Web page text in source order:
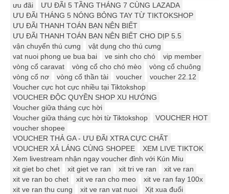
ưu đãi
ƯU ĐÃI 5 TẦNG THÁNG 7 CÙNG LAZADA
ƯU ĐÃI THÁNG 5 NÓNG BỎNG TAY TỪ TIKTOKSHOP
ƯU ĐÃI THANH TOÁN BẠN NÊN BIẾT
ƯU ĐÃI THANH TOÁN BẠN NÊN BIẾT CHO DỊP 5.5
vận chuyển thú cưng
vật dụng cho thú cưng
vat nuoi phong ue bua bai
ve sinh cho chó
vip member
vòng cổ caravat
vòng cổ cho chó mèo
vòng cổ chuông
vòng cổ nơ
vòng cổ thần tài voucher
voucher 22.12
Voucher cực hot cực nhiều tại Tiktokshop
VOUCHER ĐỘC QUYỀN SHOP XU HƯỚNG
Voucher giữa tháng cực hời
Voucher giữa tháng cực hời từ Tiktokshop
VOUCHER HOT
voucher shopee
VOUCHER THẢ GA - ƯU ĐÃI XTRA CỰC CHẤT
VOUCHER XẢ LÁNG CÙNG SHOPEE
XEM LIVE TIKTOK
Xem livestream nhận ngay voucher đỉnh với Kún Miu
xit giet bo chet
xit giet ve ran xit tri ve ran
xit ve ran
xit ve ran bo chet
xit ve ran cho meo
xit ve ran fay 100x
xit ve ran thu cung
xit ve ran vat nuoi
Xịt xua đuổi